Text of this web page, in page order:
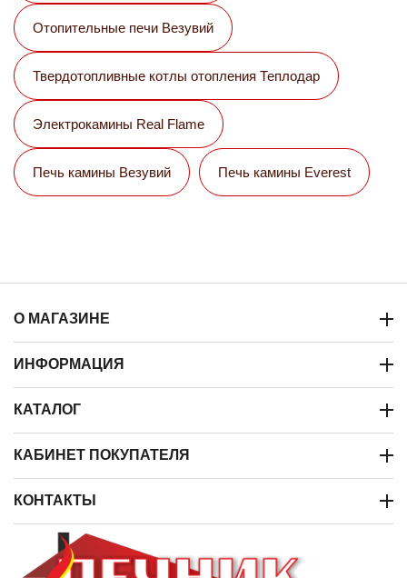
Отопительные печи Везувий
Твердотопливные котлы отопления Теплодар
Электрокамины Real Flame
Печь камины Везувий Печь камины Everest
О МАГАЗИНЕ
ИНФОРМАЦИЯ
КАТАЛОГ
КАБИНЕТ ПОКУПАТЕЛЯ
КОНТАКТЫ